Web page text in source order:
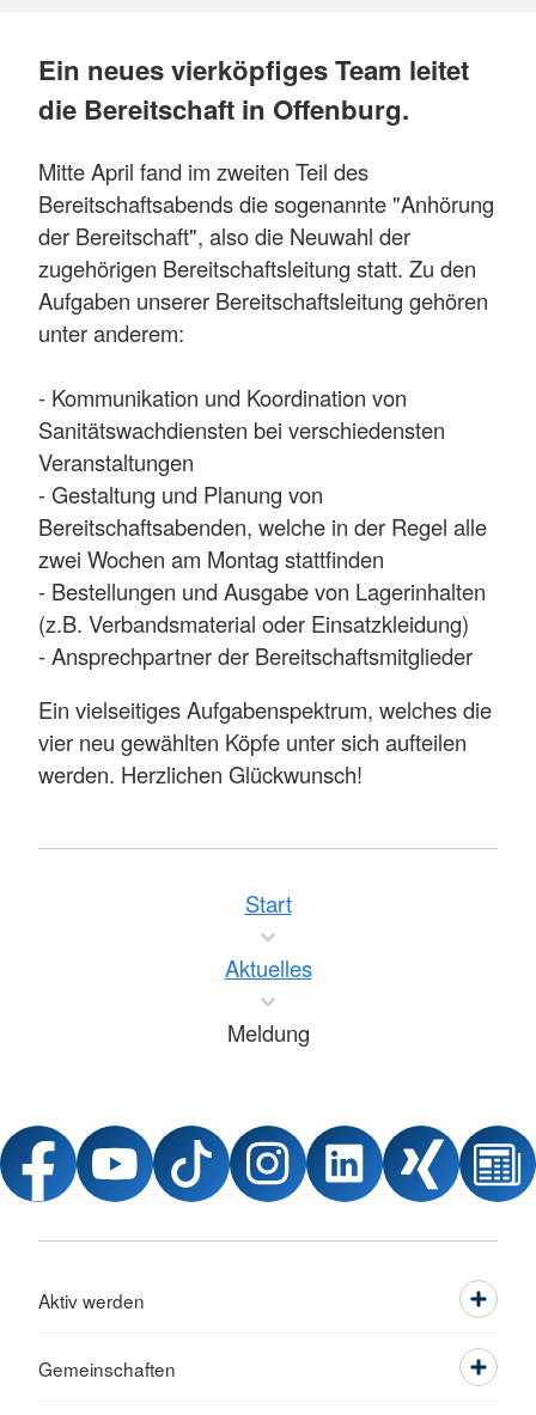
Ein neues vierköpfiges Team leitet
die Bereitschaft in Offenburg.
Mitte April fand im zweiten Teil des
Bereitschaftsabends die sogenannte "Anhörung
der Bereitschaft", also die Neuwahl der
zugehörigen Bereitschaftsleitung statt. Zu den
Aufgaben unserer Bereitschaftsleitung gehören
unter anderem:
- Kommunikation und Koordination von
Sanitätswachdiensten bei verschiedensten
Veranstaltungen
- Gestaltung und Planung von
Bereitschaftsabenden, welche in der Regel alle
zwei Wochen am Montag stattfinden
- Bestellungen und Ausgabe von Lagerinhalten
(z.B. Verbandsmaterial oder Einsatzkleidung)
- Ansprechpartner der Bereitschaftsmitglieder
Ein vielseitiges Aufgabenspektrum, welches die
vier neu gewählten Köpfe unter sich aufteilen
werden. Herzlichen Glückwunsch!
Start
Aktuelles
Meldung
Aktiv werden
Gemeinschaften